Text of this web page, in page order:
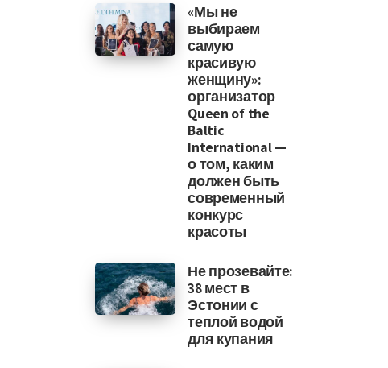
«Мы не
выбираем
самую
красивую
женщину»:
организатор
Queen of the
Baltic
International —
о том, каким
должен быть
современный
конкурс
красоты
Не прозевайте:
38 мест в
Эстонии с
теплой водой
для купания